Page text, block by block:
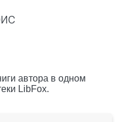
автора в одном
LibFox.